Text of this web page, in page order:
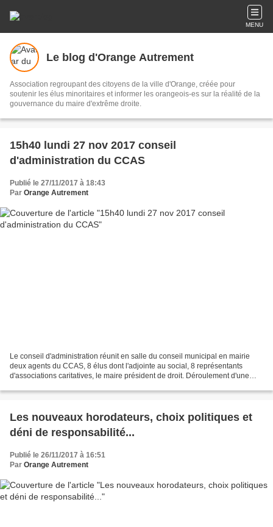
MENU
Le blog d'Orange Autrement
Association regroupant des citoyens de la ville d'Orange, créée pour
soutenir les élus minoritaires et informer les orangeois-es sur la réalité de la
gouvernance du maire d'extrême droite.
15h40 lundi 27 nov 2017 conseil
d'administration du CCAS
Publié le 27/11/2017 à 18:43
Par Orange Autrement
Le conseil d'administration réunit en salle du conseil municipal en mairie
deux agents du CCAS, 8 élus dont l'adjointe au social, 8 représentants
d'associations caritatives, le maire président de droit. Déroulement d'une
Les nouveaux horodateurs, choix politiques et
déni de responsabilité...
Publié le 26/11/2017 à 16:51
Par Orange Autrement